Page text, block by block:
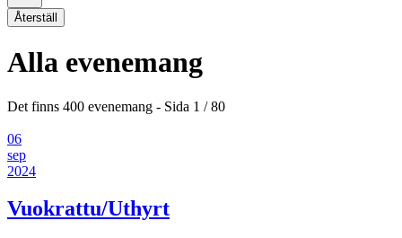
Återställ
Alla evenemang
Det finns 400 evenemang - Sida 1 / 80
06
sep
2024
Vuokrattu/Uthyrt